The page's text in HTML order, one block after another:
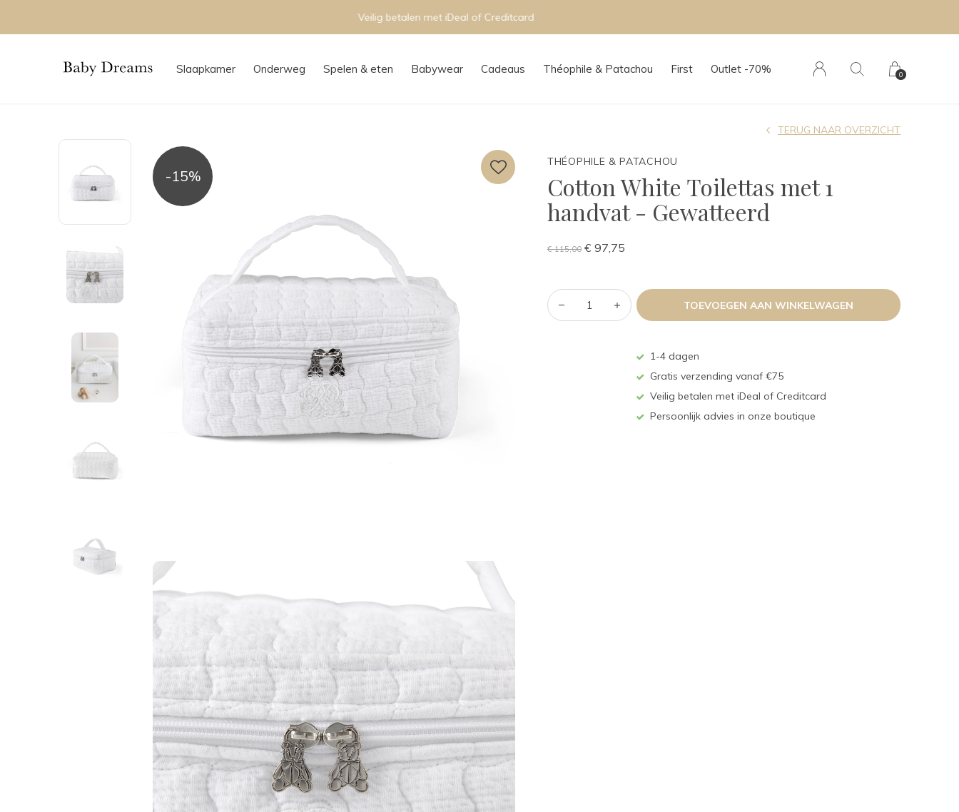
Slaapkamer Onderweg Spelen & eten Babywear Cadeaus Théophile & Patachou First Outlet -70% 0
Persoonlijk advies in onze boutique
-15%
THÉOPHILE & PATACHOU
Cotton White Toilettas met 1
handvat - Gewatteerd
TERUG NAAR OVERZICHT
€ 115,00 € 97,75
TOEVOEGEN AAN WINKELWAGEN
1-4 dagen
Gratis verzending vanaf €75
Veilig betalen met iDeal of Creditcard
Persoonlijk advies in onze boutique